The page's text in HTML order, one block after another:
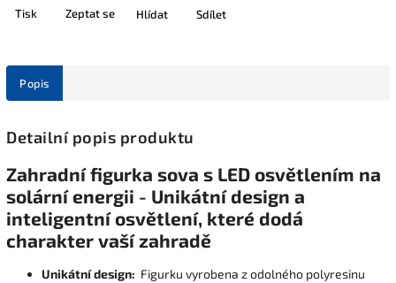
Tisk Zeptat se Hlídat Sdílet
Popis
Detailní popis produktu
Zahradní figurka sova s LED osvětlením na
solární energii - Unikátní design a
inteligentní osvětlení, které dodá
charakter vaší zahradě
Unikátní design: Figurku vyrobena z odolného polyresinu